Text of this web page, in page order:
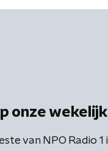
onze
van NPO Radio 1